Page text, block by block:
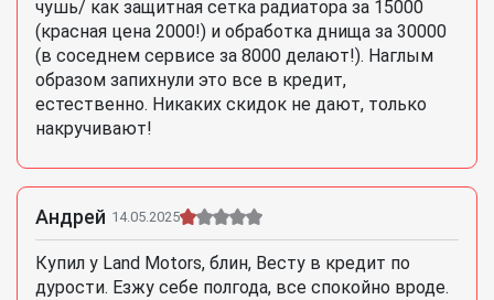
чушь/ как защитная сетка радиатора за 15000
(красная цена 2000!) и обработка днища за 30000
(в соседнем сервисе за 8000 делают!). Наглым
образом запихнули это все в кредит,
естественно. Никаких скидок не дают, только
накручивают!
Андрей 14.05.2025
Купил у Land Motors, блин, Весту в кредит по
дурости. Езжу себе полгода, все спокойно вроде.